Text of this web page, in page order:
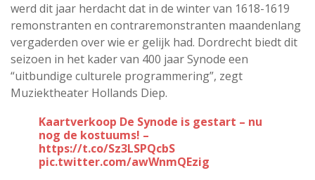
werd dit jaar herdacht dat in de winter van 1618-1619
remonstranten en contraremonstranten maandenlang
vergaderden over wie er gelijk had. Dordrecht biedt dit
seizoen in het kader van 400 jaar Synode een
“uitbundige culturele programmering”, zegt
Muziektheater Hollands Diep.
Kaartverkoop De Synode is gestart – nu
nog de kostuums! –
https://t.co/Sz3LSPQcbS
pic.twitter.com/awWnmQEzig